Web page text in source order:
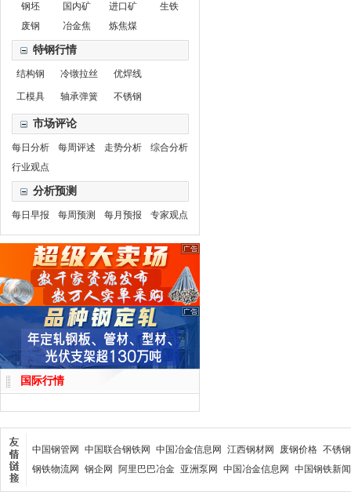
钢坯 国内矿 进口矿
生铁
废钢
冶金焦 炼焦煤
特钢行情
结构钢 冷镦拉丝 优焊线
工模具 轴承弹簧 不锈钢
市场评论
每日分析 每周评述 走势分析
综合分析
行业观点
分析预测
每日早报 每周预测 每月预报 专家观点
国际行情
中国钢管网 中国联合钢铁网 中国冶金信息网 江西钢材网 废钢价格 不锈钢
钢铁物流网
钢企网 阿里巴巴冶金 亚洲泵网 中国冶金信息网 中国钢铁新